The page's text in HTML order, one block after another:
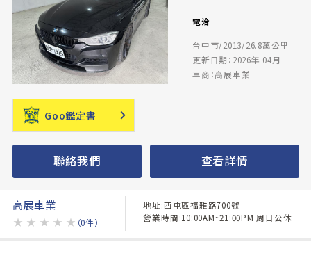
電洽
台中市/2013/26.8萬公里
更新日期：2026年 04月
車商：高展車業
Goo鑑定書
聯絡我們 查看詳情
高展車業
★ ★ ★ ★ ★ （0件）
地址:西屯區福雅路700號
營業時間:10:00AM~21:00PM 周日公休